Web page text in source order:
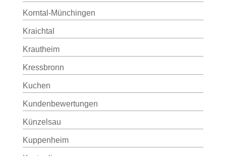
Korntal-Münchingen
Kraichtal
Krautheim
Kressbronn
Kuchen
Kundenbewertungen
Künzelsau
Kuppenheim